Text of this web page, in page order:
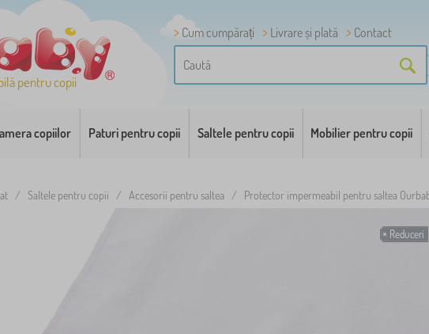
pentru copii
Cum cumpărați Livrare și plată
Contact
copiilor Paturi pentru copii Saltele pentru copii Mobilier pentru copii
/ Saltele pentru copii / Accesorii pentru saltea / Protector impermeabil pentru saltea
Reduceri